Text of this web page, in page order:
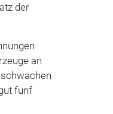
der
an
fünf